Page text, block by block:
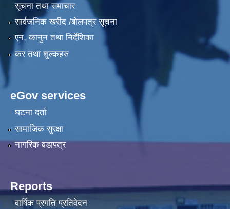
सूचना तथा समाचार
सार्वजनिक खरीद /बोलपत्र सूचना
एन, कानुन तथा निर्देशिका
कर तथा शुल्कहरु
eGov services
घटना दर्ता
सामाजिक सुरक्षा
नागरिक वडापत्र
Reports
वार्षिक प्रगति प्रतिवेदन